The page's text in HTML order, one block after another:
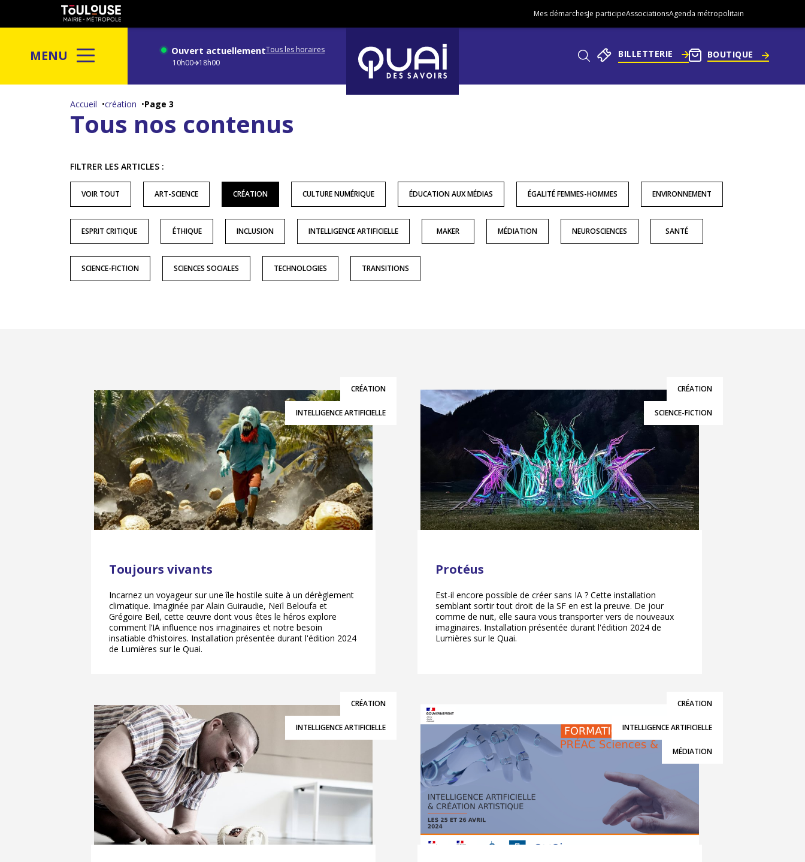
Gestion de vos préférences sur les cookies
au
principal
Toulouse
Mes démarchesJe participeAssociationsAgenda métropolitain
MENU Ouvert actuellementTous les horaires
10h00 18h00
BILLETTERIE BOUTIQUE
Accueil création Page 3
Tous nos contenus
FILTRER LES ARTICLES :
VOIR TOUT ART-SCIENCE CRÉATION CULTURE NUMÉRIQUE ÉDUCATION AUX MÉDIAS ÉGALITÉ FEMMES-HOMMES ENVIRONNEMENT
ESPRIT CRITIQUE ÉTHIQUE INCLUSION INTELLIGENCE ARTIFICIELLE MAKER MÉDIATION NEUROSCIENCES SANTÉ
SCIENCE-FICTION SCIENCES SOCIALES TECHNOLOGIES TRANSITIONS
CRÉATION
INTELLIGENCE ARTIFICIELLE
Toujours vivants
Incarnez un voyageur sur une île hostile suite à un dérèglement
climatique. Imaginée par Alain Guiraudie, Neïl Beloufa et
Grégoire Beil, cette œuvre dont vous êtes le héros explore
comment l’IA influence nos imaginaires et notre besoin
insatiable d’histoires. Installation présentée durant l'édition 2024
de Lumières sur le Quai.
CRÉATION
SCIENCE-FICTION
Protéus
Est-il encore possible de créer sans IA ? Cette installation
semblant sortir tout droit de la SF en est la preuve. De jour
comme de nuit, elle saura vous transporter vers de nouveaux
imaginaires. Installation présentée durant l'édition 2024 de
Lumières sur le Quai.
CRÉATION
INTELLIGENCE ARTIFICIELLE
CRÉATION
INTELLIGENCE ARTIFICIELLE
MÉDIATION